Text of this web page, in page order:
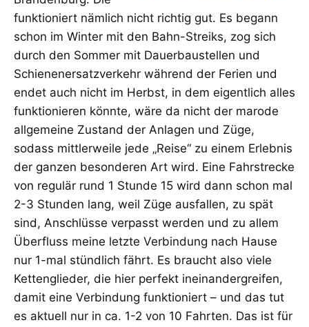
funktioniert nämlich nicht richtig gut. Es begann
schon im Winter mit den Bahn-Streiks, zog sich
durch den Sommer mit Dauerbaustellen und
Schienenersatzverkehr während der Ferien und
endet auch nicht im Herbst, in dem eigentlich alles
funktionieren könnte, wäre da nicht der marode
allgemeine Zustand der Anlagen und Züge,
sodass mittlerweile jede „Reise“ zu einem Erlebnis
der ganzen besonderen Art wird. Eine Fahrstrecke
von regulär rund 1 Stunde 15 wird dann schon mal
2-3 Stunden lang, weil Züge ausfallen, zu spät
sind, Anschlüsse verpasst werden und zu allem
Überfluss meine letzte Verbindung nach Hause
nur 1-mal stündlich fährt. Es braucht also viele
Kettenglieder, die hier perfekt ineinandergreifen,
damit eine Verbindung funktioniert – und das tut
es aktuell nur in ca. 1-2 von 10 Fahrten. Das ist für